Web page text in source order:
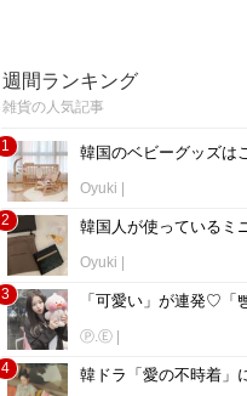
週間ランキング
雑貨の人気記事
1
Oyuki
2
Oyuki
3
Ⓟ.Ⓔ|
4